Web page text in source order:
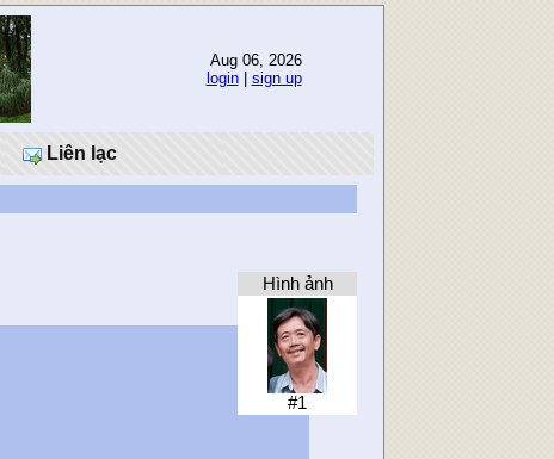
Aug 06, 2026
login| sign up
Liên lạc
Hình ảnh
#1